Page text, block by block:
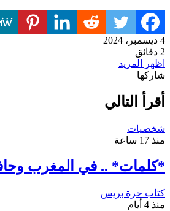
4 ديسمبر، 2024
2 دقائق
اظهر المزيد
شاركها
عبر
البريد
أقرأ التالي
شخصيات
منذ 17 ساعة
*كلمات* .. في المغرب
كتاب حرة بريس
منذ 4 أيام